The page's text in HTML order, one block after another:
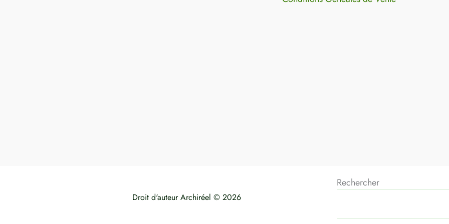
Droit d'auteur Archiréel © 2026
Rechercher